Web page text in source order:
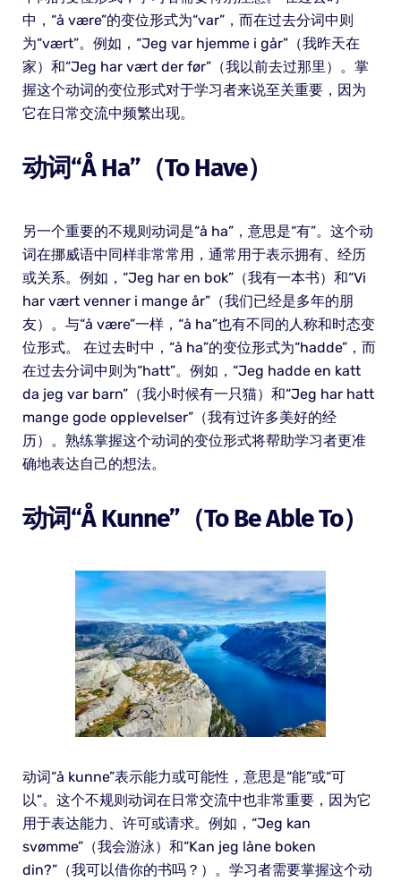
中，“å være”的变位形式为“var”，而在过去分词中则
为“vært”。例如，“Jeg var hjemme i går”（我昨天在
家）和“Jeg har vært der før”（我以前去过那里）。掌
握这个动词的变位形式对于学习者来说至关重要，因为
它在日常交流中频繁出现。
动词“å Ha”（to Have）
另一个重要的不规则动词是“å ha”，意思是“有”。这个动
词在挪威语中同样非常常用，通常用于表示拥有、经历
或关系。例如，“Jeg har en bok”（我有一本书）和“Vi
har vært venner i mange år”（我们已经是多年的朋
友）。与“å være”一样，“å ha”也有不同的人称和时态变
位形式。 在过去时中，“å ha”的变位形式为“hadde”，而
在过去分词中则为“hatt”。例如，“Jeg hadde en katt
da jeg var barn”（我小时候有一只猫）和“Jeg har hatt
mange gode opplevelser”（我有过许多美好的经
历）。熟练掌握这个动词的变位形式将帮助学习者更准
确地表达自己的想法。
动词“å Kunne”（to Be Able To）
动词“å kunne”表示能力或可能性，意思是“能”或“可
以”。这个不规则动词在日常交流中也非常重要，因为它
用于表达能力、许可或请求。例如，“Jeg kan
svømme”（我会游泳）和“Kan jeg låne boken
din?”（我可以借你的书吗？）。学习者需要掌握这个动